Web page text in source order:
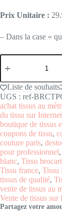
Prix Unitaire :
– Dans la case «
Liste de souhaits
UGS : ref-
achat tissus au
du tissu sur Internet
boutique de tissus
coupons de tissu,
couture paris,
pour professionnel,
blanc, Tissu brocart
Tissu france, Tissu
tissus de qualité,
vente de tissus au
Vente de tissus sur
Partagez votre